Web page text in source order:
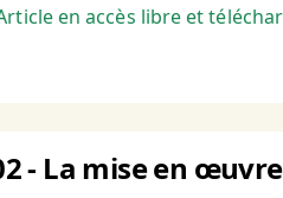
en accès libre et
- La mise en